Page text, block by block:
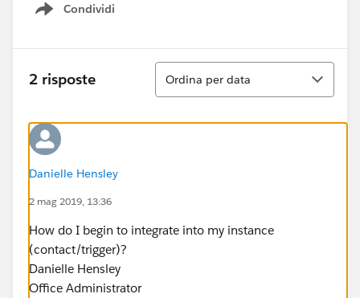
Condividi
Show menu
2 risposte
Ordina
Ordina per data
Danielle Hensley
2 mag 2019, 13:36
How do I begin to integrate into my instance
(contact/trigger)?
Danielle Hensley
Office Administrator